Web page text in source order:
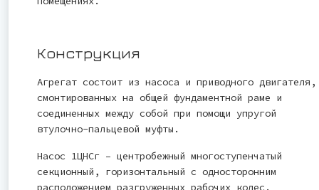
Конструкция
Агрегат состоит из насоса и приводного двигателя,
смонтированных на общей фундаментной раме и
соединенных между собой при помощи упругой
втулочно-пальцевой муфты.
Насос 1ЦНСг – центробежный многоступенчатый
секционный, горизонтальный с односторонним
расположением разгруженных рабочих колес.